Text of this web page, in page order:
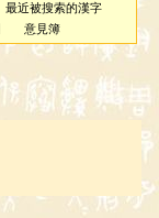
最近被搜索的漢字
意見簿